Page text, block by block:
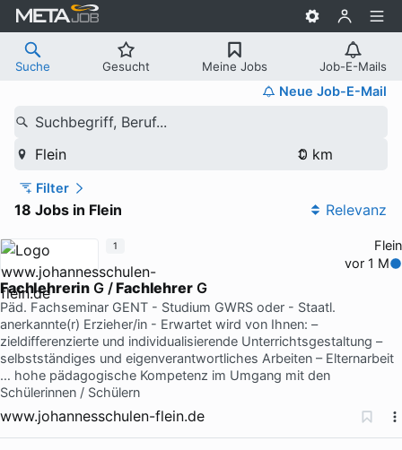
Suche Gesucht Meine Jobs Job-E-Mails
Neue Job-E-Mail
Suchbegriff, Beruf...
Flein
Filter
18 Jobs in Flein Relevanz
Flein
vor 1 M
Fachlehrerin G /FachlehrerG
Päd. Fachseminar GENT - Studium GWRS oder - Staatl.
anerkannte(r) Erzieher/in - Erwartet wird von Ihnen: –
zieldifferenzierte und individualisierende Unterrichtsgestaltung –
selbstständiges und eigenverantwortliches Arbeiten – Elternarbeit
… hohe pädagogische Kompetenz im Umgang mit den
Schülerinnen / Schülern
www.johannesschulen-flein.de
1